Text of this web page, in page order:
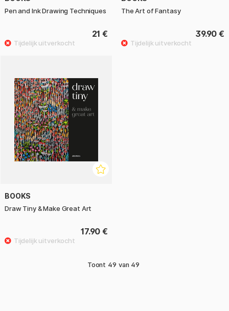
Pen and Ink Drawing Techniques
21 €
The Art of Fantasy
39.90 €
BOOKS
Draw Tiny & Make Great Art
17.90 €
Toont 49 van 49